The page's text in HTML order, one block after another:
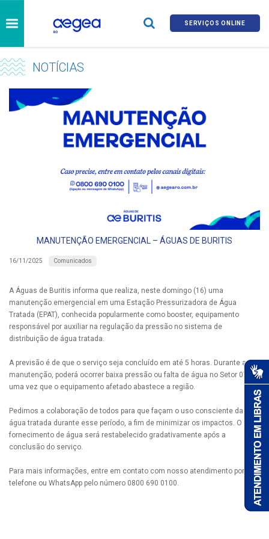
SERVIÇOS ONLINE
NOTÍCIAS
MANUTENÇÃO EMERGENCIAL – ÁGUAS DE BURITIS
16/11/2025 Comunicados
A Águas de Buritis informa que realiza, neste domingo (16) uma
manutenção emergencial em uma Estação Pressurizadora de Água
Tratada (EPAT), conhecida popularmente como booster, equipamento
responsável por auxiliar na regulação da pressão no sistema de
distribuição de água tratada.
A previsão é de que o serviço seja concluído em até 5 horas. Durante a
manutenção, poderá ocorrer baixa pressão ou falta de água no Setor 07,
uma vez que o equipamento afetado abastece a região.
Pedimos a colaboração de todos para que façam o uso consciente da
água tratada durante esse período, a fim de minimizar os impactos. O
fornecimento de água será restabelecido gradativamente após a
conclusão do serviço.
Para mais informações, entre em contato com nosso atendimento por
telefone ou WhatsApp pelo número 0800 690 0100.